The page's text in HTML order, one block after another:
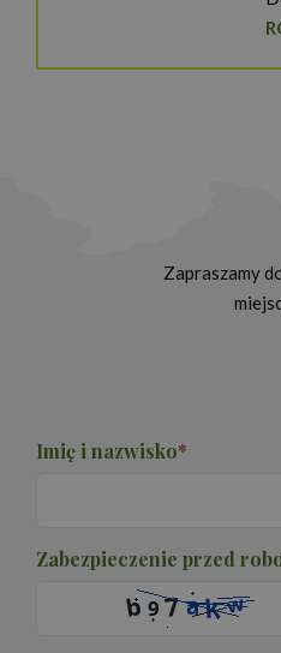
Zapraszamy
Imię i nazwisko*
Zabezpieczenie przed